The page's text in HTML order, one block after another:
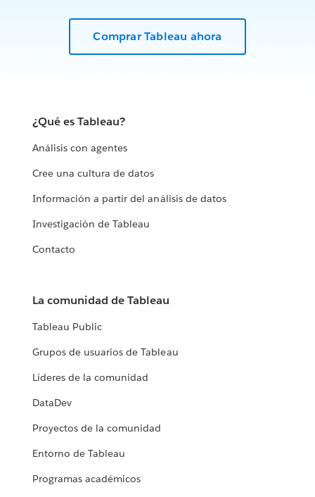
Comprar Tableau ahora
¿Qué es Tableau?
Análisis con agentes
Cree una cultura de datos
Información a partir del análisis de datos
Investigación de Tableau
Contacto
La comunidad de Tableau
Tableau Public
Grupos de usuarios de Tableau
Líderes de la comunidad
DataDev
Proyectos de la comunidad
Entorno de Tableau
Programas académicos